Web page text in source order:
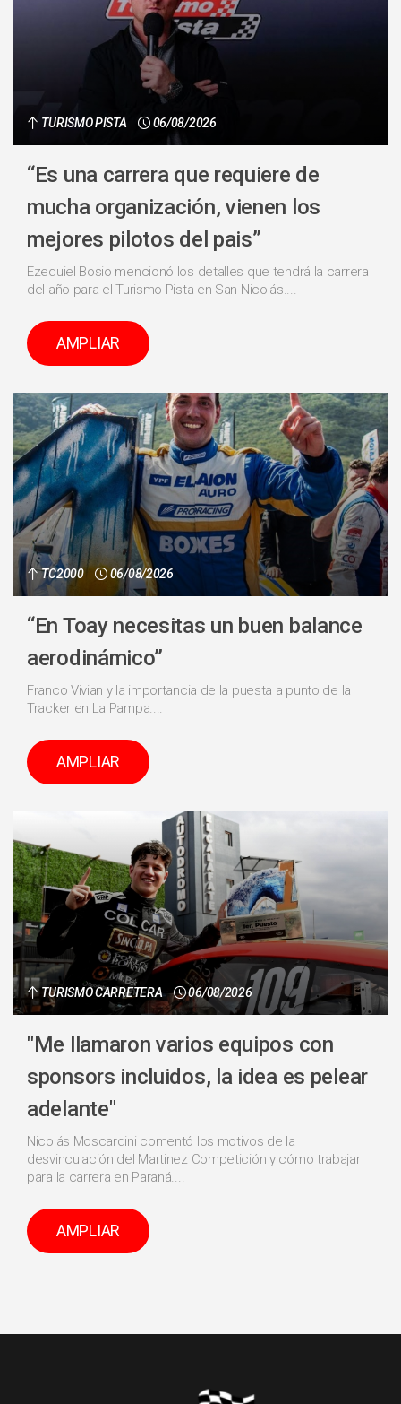
TURISMO PISTA 06/08/2026
“Es una carrera que requiere de
mucha organización, vienen los
mejores pilotos del pais”
Ezequiel Bosio mencionó los detalles que tendrá la carrera
del año para el Turismo Pista en San Nicolás....
AMPLIAR
TC2000 06/08/2026
“En Toay necesitas un buen balance
aerodinámico”
Franco Vivian y la importancia de la puesta a punto de la
Tracker en La Pampa....
AMPLIAR
TURISMO CARRETERA 06/08/2026
"Me llamaron varios equipos con
sponsors incluidos, la idea es pelear
adelante"
Nicolás Moscardini comentó los motivos de la
desvinculación del Martinez Competición y cómo trabajar
para la carrera en Paraná....
AMPLIAR